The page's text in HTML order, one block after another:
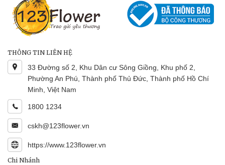
THÔNG TIN LIÊN HỆ
33 Đường số 2, Khu Dân cư Sông Giồng, Khu phố 2,
Phường An Phú, Thành phố Thủ Đức, Thành phố Hồ Chí
Minh, Việt Nam
1800 1234
cskh@123flower.vn
https://www.123flower.vn
Chi Nhánh